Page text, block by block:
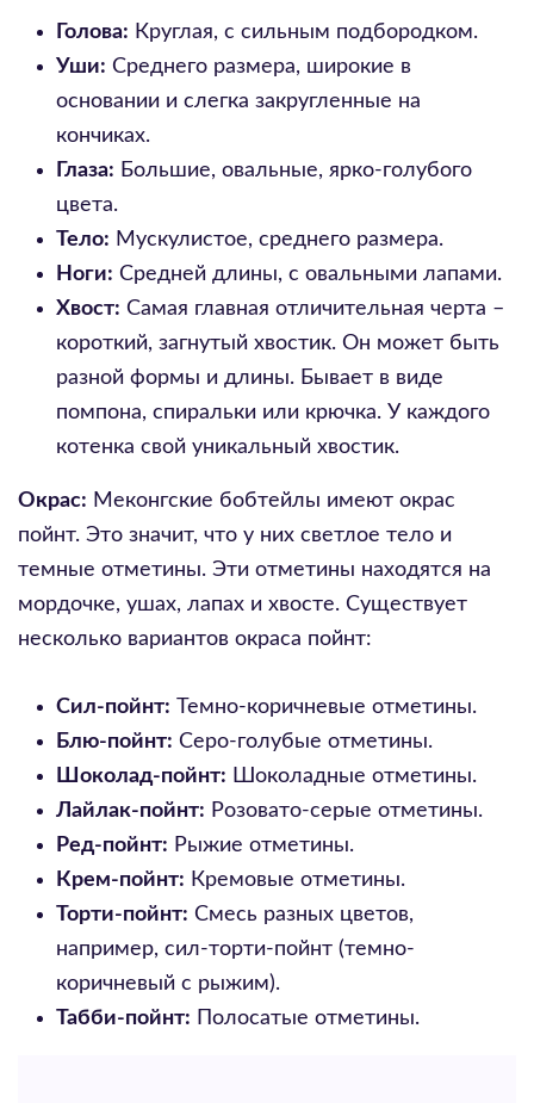
Голова: Круглая, с сильным подбородком.
Уши: Среднего размера, широкие в
основании и слегка закругленные на
кончиках.
Глаза: Большие, овальные, ярко-голубого
цвета.
Тело: Мускулистое, среднего размера.
Ноги: Средней длины, с овальными лапами.
Хвост: Самая главная отличительная черта –
короткий, загнутый хвостик. Он может быть
разной формы и длины. Бывает в виде
помпона, спиральки или крючка. У каждого
котенка свой уникальный хвостик.
Окрас: Меконгские бобтейлы имеют окрас
пойнт. Это значит, что у них светлое тело и
темные отметины. Эти отметины находятся на
мордочке, ушах, лапах и хвосте. Существует
несколько вариантов окраса пойнт:
Сил-пойнт: Темно-коричневые отметины.
Блю-пойнт: Серо-голубые отметины.
Шоколад-пойнт: Шоколадные отметины.
Лайлак-пойнт: Розовато-серые отметины.
Ред-пойнт: Рыжие отметины.
Крем-пойнт: Кремовые отметины.
Торти-пойнт: Смесь разных цветов,
например, сил-торти-пойнт (темно-
коричневый с рыжим).
Табби-пойнт: Полосатые отметины.